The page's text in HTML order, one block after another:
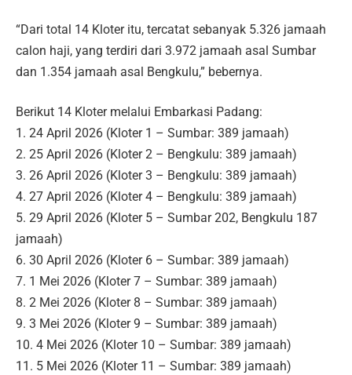
“Dari total 14 Kloter itu, tercatat sebanyak 5.326 jamaah
calon haji, yang terdiri dari 3.972 jamaah asal Sumbar
dan 1.354 jamaah asal Bengkulu,” bebernya.
Berikut 14 Kloter melalui Embarkasi Padang:
1. 24 April 2026 (Kloter 1 – Sumbar: 389 jamaah)
2. 25 April 2026 (Kloter 2 – Bengkulu: 389 jamaah)
3. 26 April 2026 (Kloter 3 – Bengkulu: 389 jamaah)
4. 27 April 2026 (Kloter 4 – Bengkulu: 389 jamaah)
5. 29 April 2026 (Kloter 5 – Sumbar 202, Bengkulu 187
jamaah)
6. 30 April 2026 (Kloter 6 – Sumbar: 389 jamaah)
7. 1 Mei 2026 (Kloter 7 – Sumbar: 389 jamaah)
8. 2 Mei 2026 (Kloter 8 – Sumbar: 389 jamaah)
9. 3 Mei 2026 (Kloter 9 – Sumbar: 389 jamaah)
10. 4 Mei 2026 (Kloter 10 – Sumbar: 389 jamaah)
11. 5 Mei 2026 (Kloter 11 – Sumbar: 389 jamaah)